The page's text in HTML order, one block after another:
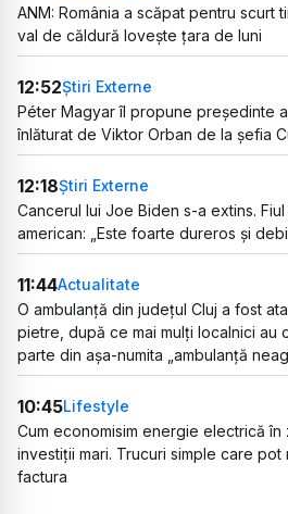
ANM: România a scăpat pentru scurt
val de căldură lovește țara de luni
12:52Știri Externe
Péter Magyar îl propune președinte
înlăturat de Viktor Orban de la șefia
12:18Știri Externe
Cancerul lui Joe Biden s-a extins.
american: „Este foarte dureros și
11:44Actualitate
O ambulanță din județul Cluj a fost
pietre, după ce mai mulți localnici au
parte din așa-numita „ambulanță
10:45Lifestyle
Cum economisim energie electrică
investiții mari. Trucuri simple care pot
factura